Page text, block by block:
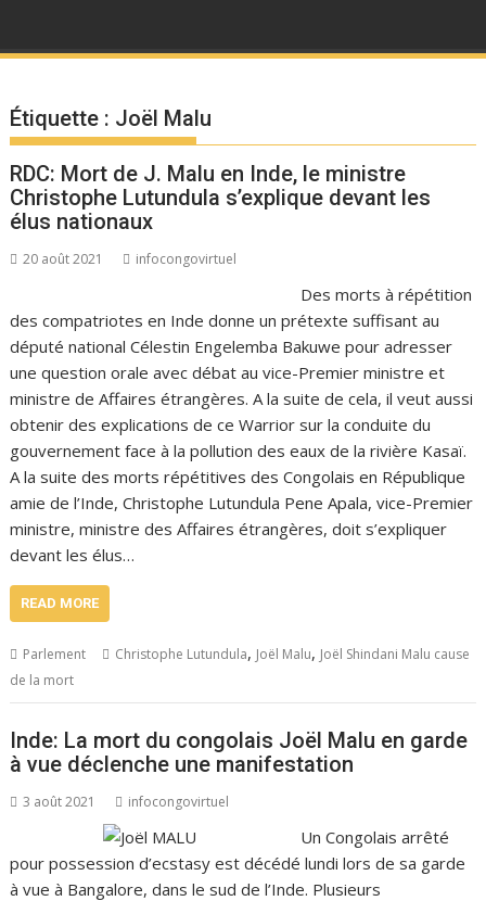
Étiquette : Joël Malu
RDC: Mort de J. Malu en Inde, le ministre
Christophe Lutundula s’explique devant les
élus nationaux
20 août 2021 infocongovirtuel
Des morts à répétition
des compatriotes en Inde donne un prétexte suffisant au
député national Célestin Engelemba Bakuwe pour adresser
une question orale avec débat au vice-Premier ministre et
ministre de Affaires étrangères. A la suite de cela, il veut aussi
obtenir des explications de ce Warrior sur la conduite du
gouvernement face à la pollution des eaux de la rivière Kasaï.
A la suite des morts répétitives des Congolais en République
amie de l’Inde, Christophe Lutundula Pene Apala, vice-Premier
ministre, ministre des Affaires étrangères, doit s’expliquer
devant les élus…
READ MORE
Parlement Christophe Lutundula, Joël Malu, Joël Shindani Malu cause
de la mort
Inde: La mort du congolais Joël Malu en garde
à vue déclenche une manifestation
3 août 2021 infocongovirtuel
Un Congolais arrêté
pour possession d’ecstasy est décédé lundi lors de sa garde
à vue à Bangalore, dans le sud de l’Inde. Plusieurs